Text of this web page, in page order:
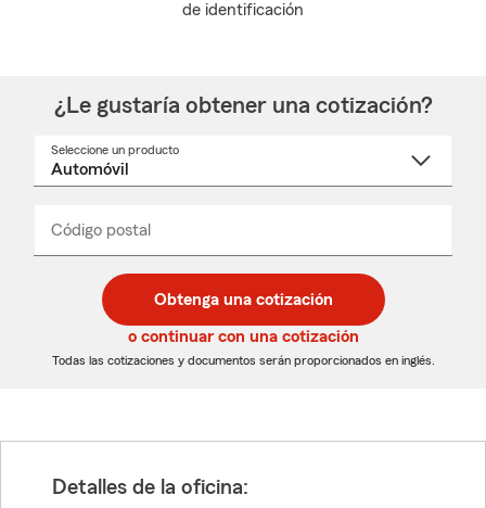
de identificación
¿Le gustaría obtener una cotización?
Seleccione un producto
desplegable
Código postal
de
5
dígitos
de
5
dígitos
_____
Obtenga una cotización
o continuar con una cotización
Todas las cotizaciones y documentos serán proporcionados en inglés.
Detalles de la oficina: